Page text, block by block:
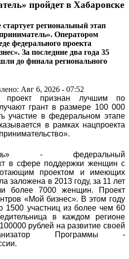
пройдет в Хабаровске
региональный этап
Оператором
федерального проекта
За последние два года 35
до финала регионального
Авг 6, 2026 - 07:52
проект признан лучшим по
грант в размере 100 000
участие в федеральном этапе
в рамках нацпроекта
- федеральный
в сфере поддержки женщин с
проектом и имеющих
заложена в 2013 году, за 11 лет
более 7000 женщин. Проект
«Мой бизнес». В этом году
1500 участниц из более чем 60
в каждом регионе
рублей на развитие своей
Программы -